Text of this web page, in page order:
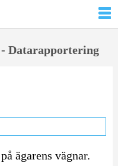
Datarapportering
ägarens vägnar.